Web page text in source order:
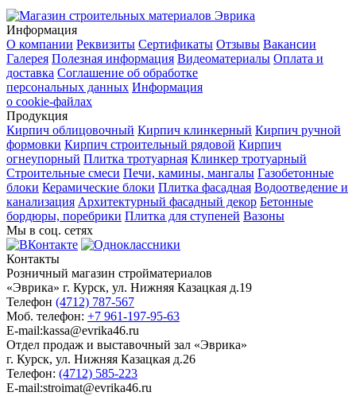
Информация
О компании Реквизиты Сертификаты Отзывы Вакансии
Галерея Полезная информация Видеоматериалы Оплата и
доставка Соглашение об обработке
персональных данных Информация
о cookie-файлах
Продукция
Кирпич облицовочный Кирпич клинкерный Кирпич ручной
формовки Кирпич строительный рядовой Кирпич
огнеупорный Плитка тротуарная Клинкер тротуарный
Строительные смеси Печи, камины, мангалы Газобетонные
блоки Керамические блоки Плитка фасадная Водоотведение и
канализация Архитектурный фасадный декор Бетонные
бордюры, поребрики Плитка для ступеней Вазоны
Мы в соц. сетях
Контакты
Розничный магазин стройматериалов
«Эврика» г. Курск, ул. Нижняя Казацкая д.19
Телефон (4712) 787-567
Моб. телефон: +7 961-197-95-63
E-mail:kassa@evrika46.ru
Отдел продаж и выставочный зал «Эврика»
г. Курск, ул. Нижняя Казацкая д.26
Телефон: (4712) 585-223
E-mail:stroimat@evrika46.ru